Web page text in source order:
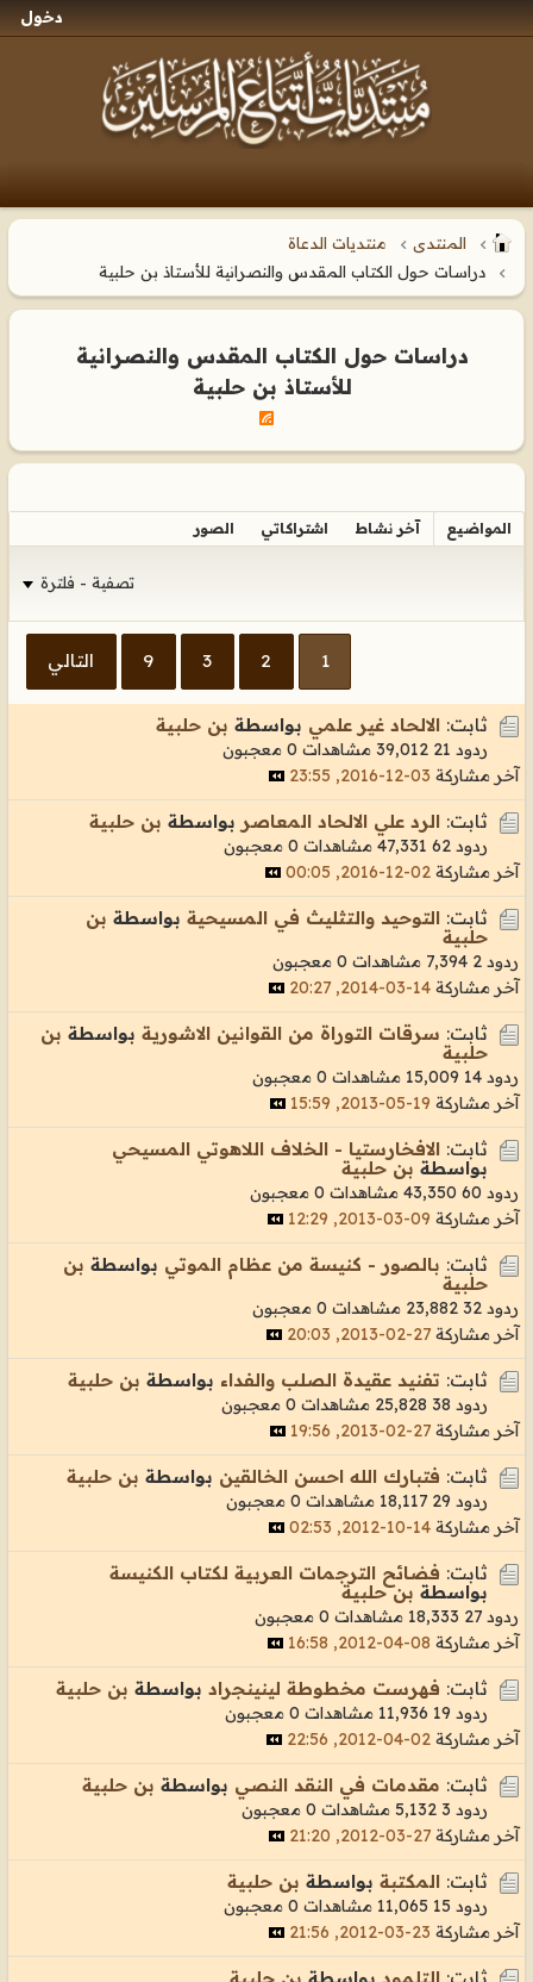
دخول
المنتدى
منتديات الدعاة
دراسات حول الكتاب المقدس والنصرانية للأستاذ بن حلبية
دراسات حول الكتاب المقدس والنصرانية
للأستاذ بن حلبية
المواضيع آخر نشاط اشتراكاتي الصور
تصفية - فلترة
1
2
3
9 التالي
ثابت: الالحاد غير علمي بواسطة بن حلبية
ردود 21 39,012 مشاهدات
0 معجبون
آخر مشاركة 03-12-2016, 23:55
ثابت: الرد علي الالحاد المعاصر بواسطة بن حلبية
ردود 62 47,331 مشاهدات
0 معجبون
آخر مشاركة 02-12-2016, 00:05
ثابت: التوحيد والتثليث في المسيحية بواسطة بن
حلبية
ردود 2 7,394 مشاهدات
0 معجبون
آخر مشاركة 14-03-2014, 20:27
ثابت: سرقات التوراة من القوانين الاشورية بواسطة بن
حلبية
ردود 14 15,009 مشاهدات
0 معجبون
آخر مشاركة 19-05-2013, 15:59
ثابت: الافخارستيا - الخلاف اللاهوتي المسيحي
بواسطة بن حلبية
ردود 60 43,350 مشاهدات
0 معجبون
آخر مشاركة 09-03-2013, 12:29
ثابت: بالصور - كنيسة من عظام الموتي بواسطة بن
حلبية
ردود 32 23,882 مشاهدات
0 معجبون
آخر مشاركة 27-02-2013, 20:03
ثابت: تفنيد عقيدة الصلب والفداء بواسطة بن حلبية
ردود 38 25,828 مشاهدات
0 معجبون
آخر مشاركة 27-02-2013, 19:56
ثابت: فتبارك الله احسن الخالقين بواسطة بن حلبية
ردود 29 18,117 مشاهدات
0 معجبون
آخر مشاركة 14-10-2012, 02:53
ثابت: فضائح الترجمات العربية لكتاب الكنيسة
بواسطة بن حلبية
ردود 27 18,333 مشاهدات
0 معجبون
آخر مشاركة 08-04-2012, 16:58
ثابت: فهرست مخطوطة لينينجراد بواسطة بن حلبية
ردود 19 11,936 مشاهدات
0 معجبون
آخر مشاركة 02-04-2012, 22:56
ثابت: مقدمات في النقد النصي بواسطة بن حلبية
ردود 3 5,132 مشاهدات
0 معجبون
آخر مشاركة 27-03-2012, 21:20
ثابت: المكتبة بواسطة بن حلبية
ردود 15 11,065 مشاهدات
0 معجبون
آخر مشاركة 23-03-2012, 21:56